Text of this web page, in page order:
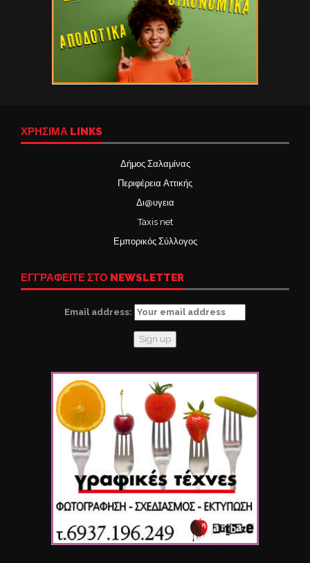
ΧΡΉΣΙΜΑ LINKS
Δήμος Σαλαμίνας
Περιφέρεια Αττικής
Δι@υγεια
Taxis net
Εμπορικός Σύλλογος
ΕΓΓΡΑΦΕΙΤΕ ΣΤΟ NEWSLETTER
Email address: